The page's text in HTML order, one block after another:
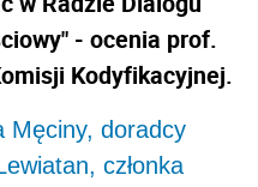
- ocenia prof.
Kodyfikacyjnej.
Męciny, doradcy
członka